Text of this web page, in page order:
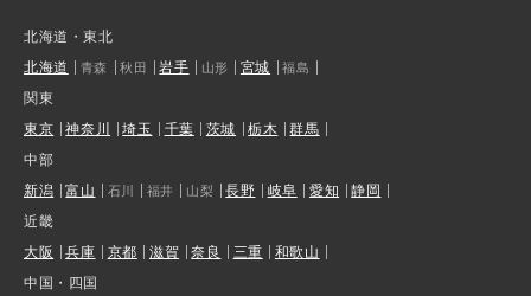
北海道・東北
北海道
青森 秋田 岩手 山形 宮城 福島
関東
東京
神奈川 埼玉 千葉 茨城 栃木
群馬
中部
新潟
富山 石川 福井 山梨 長野 岐阜 愛知
静岡
近畿
大阪
兵庫 京都 滋賀 奈良 三重
和歌山
中国・四国